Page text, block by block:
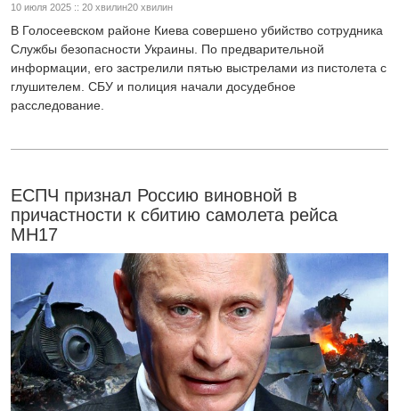
10 июля 2025 :: 20 хвилин20 хвилин
В Голосеевском районе Киева совершено убийство сотрудника
Службы безопасности Украины. По предварительной
информации, его застрелили пятью выстрелами из пистолета с
глушителем. СБУ и полиция начали досудебное
расследование.
ЕСПЧ признал Россию виновной в
причастности к сбитию самолета рейса
MH17